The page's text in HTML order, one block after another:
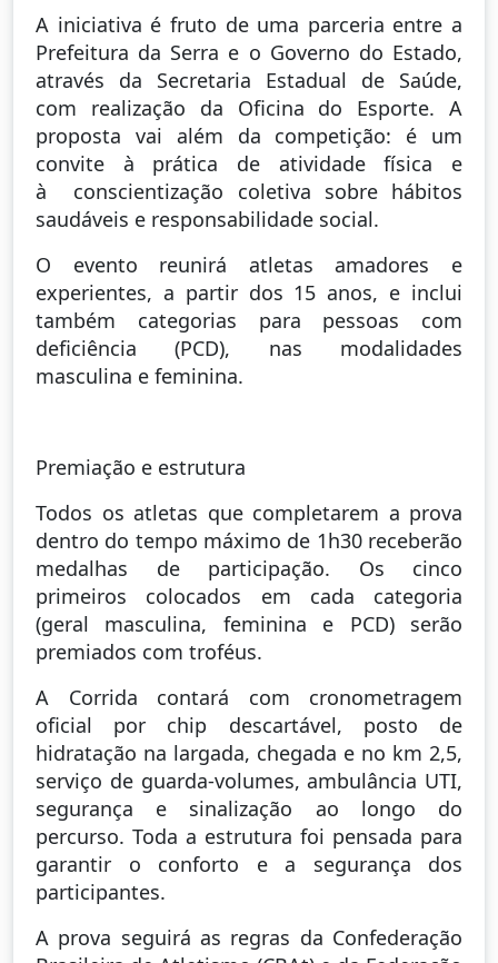
A iniciativa é fruto de uma parceria entre a
Prefeitura da Serra e o Governo do Estado,
através da Secretaria Estadual de Saúde,
com realização da Oficina do Esporte. A
proposta vai além da competição: é um
convite à prática de atividade física e
à conscientização coletiva sobre hábitos
saudáveis e responsabilidade social.
O evento reunirá atletas amadores e
experientes, a partir dos 15 anos, e inclui
também categorias para pessoas com
deficiência (PCD), nas modalidades
masculina e feminina.
Premiação e estrutura
Todos os atletas que completarem a prova
dentro do tempo máximo de 1h30 receberão
medalhas de participação. Os cinco
primeiros colocados em cada categoria
(geral masculina, feminina e PCD) serão
premiados com troféus.
A Corrida contará com cronometragem
oficial por chip descartável, posto de
hidratação na largada, chegada e no km 2,5,
serviço de guarda-volumes, ambulância UTI,
segurança e sinalização ao longo do
percurso. Toda a estrutura foi pensada para
garantir o conforto e a segurança dos
participantes.
A prova seguirá as regras da Confederação